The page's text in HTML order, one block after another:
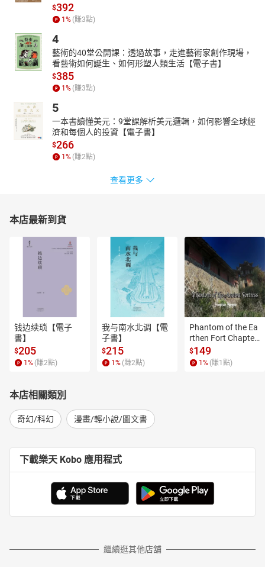
$392
1% (賺3點)
4
藝術的40堂公開課：透過故事，走進藝術家創作現場，
看藝術如何誕生、如何形塑人類生活【電子書】
$385
1% (賺3點)
5
一本書讀懂美元：9堂課解析美元邏輯，如何影響全球經
濟和每個人的投資【電子書】
$266
1% (賺2點)
查看更多
本店最新到貨
钱边续琐【電子
書】
$205
1 % (賺2點)
我与南水北调【電
子書】
$215
1 % (賺2點)
Phantom of the Ea
rthen Fort Chapter
4【有聲書】
$149
1 % (賺1 點)
本店相關類別
奇幻/科幻 漫畫/輕小說/圖文書
下載樂天 Kobo 應用程式
繼續逛其他店舖